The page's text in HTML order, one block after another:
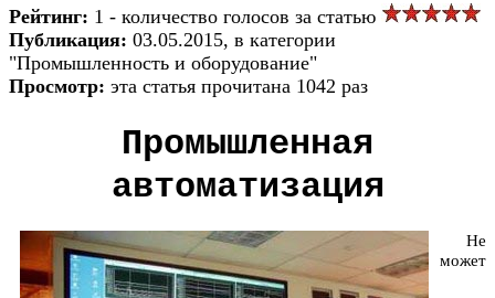
Рейтинг: 1 - количество голосов за статью
Публикация: 03.05.2015, в категории
"Промышленность и оборудование"
Просмотр: эта статья прочитана 1042 раз
Промышленная
автоматизация
Не
может